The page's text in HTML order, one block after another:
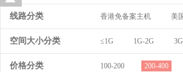
线路分类 香港免备案主机 美
空间大小分类 ≤1G 1G-2G
价格分类 100-200 200-400